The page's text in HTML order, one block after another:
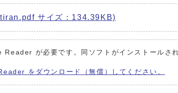
サイズ：134.39KB)
Reader が必要です。同ソフトがインストールさ
をダウンロード（無償）してください。